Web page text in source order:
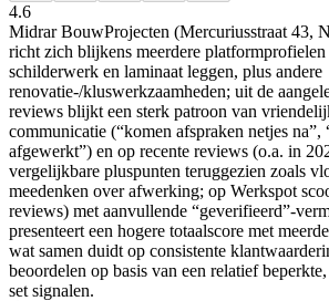
4.6
Midrar BouwProjecten (Mercuriusstraat 43,
richt zich blijkens meerdere
schilderwerk en laminaat leggen, plus andere
renovatie-/kluswerkzaamheden; uit de
reviews blijkt een sterk patroon van
communicatie (“komen afspraken netjes na”,
afgewerkt”) en op recente reviews (o.a. in
vergelijkbare pluspunten teruggezien zoals
meedenken over afwerking; op Werkspot
reviews) met aanvullende “geverifieerd”-
presenteert een hogere totaalscore met
wat samen duidt op consistente
beoordelen op basis van een relatief
set signalen.